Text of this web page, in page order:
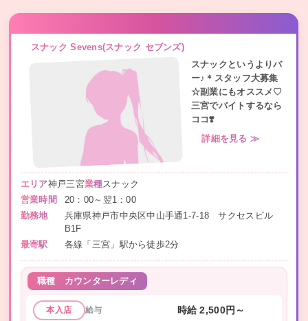
スナック Sevens(スナック セブンズ)
スナックというよりバ
ー♪＊スタッフ大募集
☆副業にもオススメ♡
三宮でバイトするなら
ココ❣️
詳細を見る ≫
エリア神戸三宮業種スナック
営業時間
20：00～翌1：00
勤務地
兵庫県神戸市中央区中山手通1-7-18 サクセスビル
B1F
最寄駅
各線「三宮」駅から徒歩2分
職種 カウンターレディ
本入店 給与 時給 2,500円～